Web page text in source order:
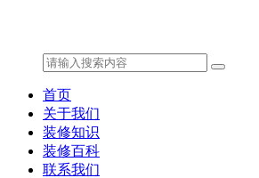
首页
关于我们
装修知识
装修百科
联系我们